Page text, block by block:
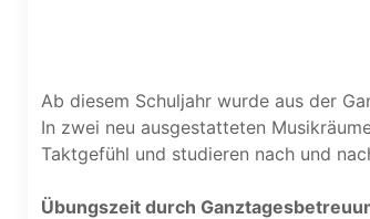
Ab diesem Schuljahr wurde aus der
In zwei neu ausgestatteten
Taktgefühl und studieren nach und
Übungszeit durch